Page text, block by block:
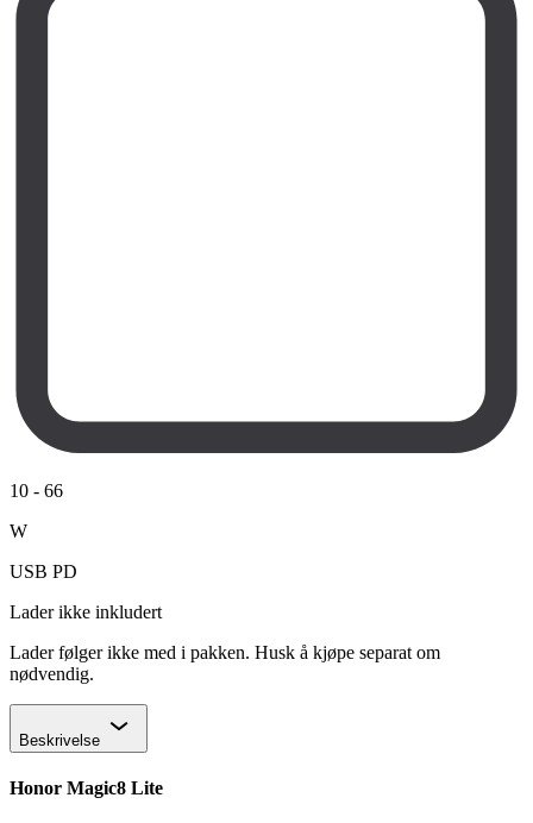
10 - 66
W
USB PD
Lader ikke inkludert
Lader følger ikke med i pakken. Husk å kjøpe separat om
nødvendig.
Beskrivelse
Honor Magic8 Lite